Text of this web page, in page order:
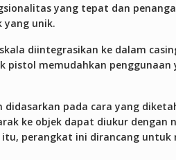
yang tepat dan
yang unik.
diintegrasikan ke dalam
pistol memudahkan
didasarkan pada cara yang
ke objek dapat diukur
perangkat ini dirancang